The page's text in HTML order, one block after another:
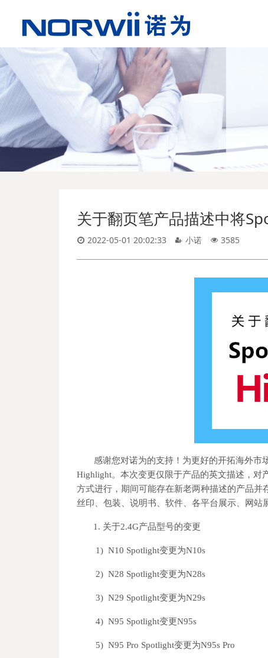
关于翻页笔产品描述中将
2022-05-01 20:02:33 小诺 3585
感谢您对诺为的支持！为更好的开拓海外市
Highlight。本次变更仅限于产品的英文描述，对
方式进行，期间可能存在新老两种描述的产品
丝印、包装、说明书、软件、各平台展示、网站
1. 关于2.4G产品型号的变更
1) N10 Spotlight变更为N10s
2) N28 Spotlight变更为N28s
3) N29 Spotlight变更为N29s
4) N95 Spotlight变更N95s
5) N95 Pro Spotlight变更为N95s Pro